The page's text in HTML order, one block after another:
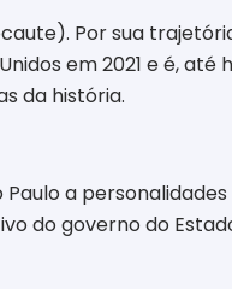
Por sua
em 2021 e é, até
da história.
Paulo a
do governo do